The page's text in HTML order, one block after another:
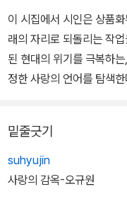
이 시집에서 시인은 상품
래의 자리로 되돌리는 작
된 현대의 위기를 극복하
정한 사랑의 언어를 탐색한
밑줄긋기
suhyujin
사랑의 감옥-오규원